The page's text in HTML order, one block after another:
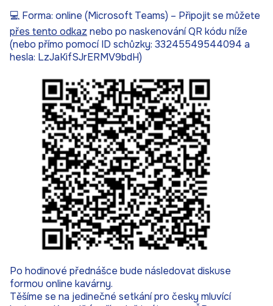
💻 Forma: online (Microsoft Teams) – Připojit se můžete
přes tento odkaz nebo po naskenování QR kódu níže
(nebo přímo pomocí ID schůzky: 33245549544094 a
hesla: LzJaKifSJrERMV9bdH)
Po hodinové přednášce bude následovat diskuse
formou online kavárny.
Těšíme se na jedinečné setkání pro česky mluvící